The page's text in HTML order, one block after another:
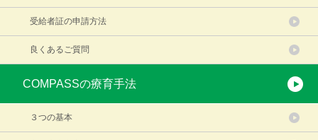
受給者証の申請方法
良くあるご質問
COMPASSの療育手法
３つの基本